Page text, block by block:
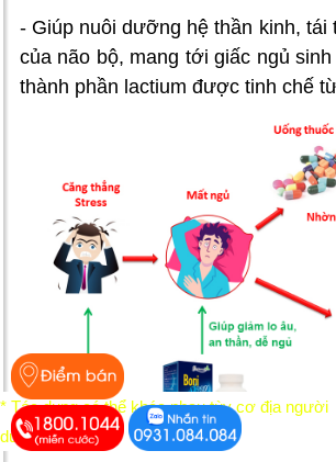
- Giúp nuôi dưỡng hệ thần kinh, tái
của não bộ, mang tới giấc ngủ
thành phần lactium được tinh chế
* Tác dụng có thể khác nhau tùy cơ địa người
dùng